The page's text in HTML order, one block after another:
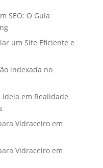
SEO: O Guia
um Site Eficiente e
indexada no
em Realidade
Vidraceiro em
Vidraceiro em